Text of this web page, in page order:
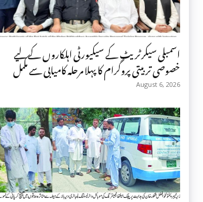
اسمبلی سیکرٹریٹ کے سیکیورٹی اہلکاروں کے لیے
خصوصی تربیتی پروگرام کا پہلا مرحلہ کامیابی سے مکمل
August 6, 2026